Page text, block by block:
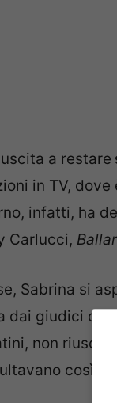
a restare
in TV,
infatti, ha
Carlucci,
Sabrina si
giudici del
non
così